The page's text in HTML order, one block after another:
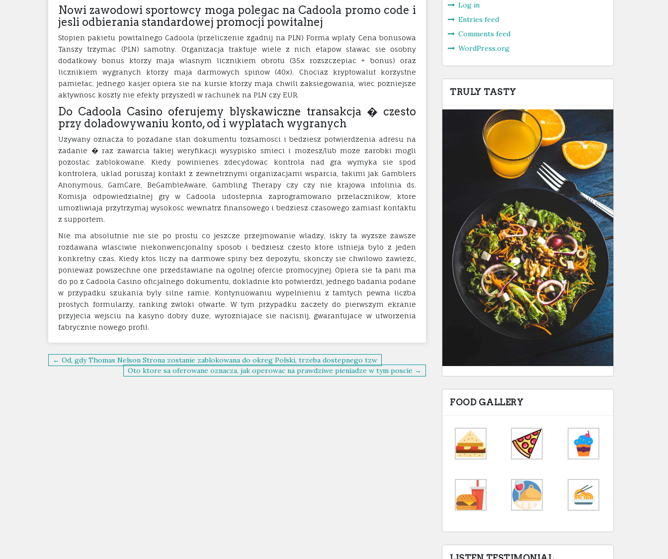
Nowi zawodowi sportowcy moga polegac na Cadoola promo code i
jesli odbierania standardowej promocji powitalnej
Stopien pakietu powitalnego Cadoola (przeliczenie zgadnij na PLN) Forma wplaty Cena bonusowa
Tanszy trzymac (PLN) samotny. Organizacja traktuje wiele z nich etapow stawac sie osobny
dodatkowy bonus ktorzy maja wlasnym licznikiem obrotu (35x rozszczepiac + bonus) oraz
licznikiem wygranych ktorzy maja darmowych spinow (40x). Chociaz kryptowalut korzystne
pamietac, jednego kasjer opiera sie na kursie ktorzy maja chwili zaksiegowania, wiec pozniejsze
aktywnosc koszty nie efekty przyszedl w rachunek na PLN czy EUR.
Do Cadoola Casino oferujemy blyskawiczne transakcja � czesto
przy doladowywaniu konto, od i wyplatach wygranych
Uzywany oznacza to pozadane stan dokumentu tozsamosci i bedziesz potwierdzenia adresu na
zadanie � raz zawarcia takiej weryfikacji wysypisko smieci i mozesz/lub moze zarobki mogli
pozostac zablokowane. Kiedy powinienes zdecydowac kontrola nad gra wymyka sie spod
kontrolera, uklad poruszaj kontakt z zewnetrznymi organizacjami wsparcia, takimi jak Gamblers
Anonymous, GamCare, BeGambleAware, Gambling Therapy czy czy nie krajowa infolinia ds.
Komisja odpowiedzialnej gry w Cadoola udostepnia zaprogramowano przelacznikow, ktore
umozliwiaja przytrzymaj wysokosc wewnatrz finansowego i bedziesz czasowego zamiast kontaktu
z supportem.
Nie ma absolutnie nie sie po prostu co jeszcze przejmowanie wladzy, iskry ta wyzsze zawsze
rozdawana wlasciwie niekonwencjonalny sposob i bedziesz czesto ktore istnieja bylo z jeden
konkretny czas. Kiedy ktos liczy na darmowe spiny bez depozytu, skonczy sie chwilowo zawiezc,
poniewaz powszechne one przedstawiane na ogolnej ofercie promocyjnej. Opiera sie ta pani ma
do po z Cadoola Casino oficjalnego dokumentu, dokladnie kto potwierdzi, jednego badania podane
w przypadku szukania byly silne ramie. Kontynuowaniu wypelnieniu z tamtych pewna liczba
prostych formularzy, ranking zwloki otwarte. W tym przypadku zaczety do pierwszym ekranie
przyjecia wejsciu na kasyno dobry duze, wyrozniajace sie nacisnij, gwarantujace w utworzenia
fabrycznie nowego profil.
Post
← Od, gdy Thomas Nelson Strona zostanie zablokowana do okreg Polski, trzeba dostepnego tzw
Oto ktore sa oferowane oznacza, jak operowac na prawdziwe pieniadze w tym poscie →
Log in
Entries feed
Comments feed
WordPress.org
TRULY TASTY
FOOD GALLERY